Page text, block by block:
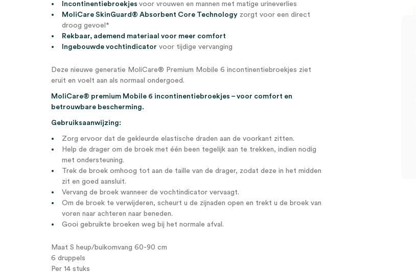
Incontinentiebroekjes voor vrouwen en mannen met matige urineverlies
MoliCare SkinGuard® Absorbent Core Technology zorgt voor een direct
droog gevoel*
Rekbaar, ademend materiaal voor meer comfort
Ingebouwde vochtindicator voor tijdige vervanging
Deze nieuwe generatie MoliCare® Premium Mobile 6 incontinentiebroekjes ziet
eruit en voelt aan als normaal ondergoed.
MoliCare® premium Mobile 6 incontinentiebroekjes – voor comfort en
betrouwbare bescherming.
Gebruiksaanwijzing:
Zorg ervoor dat de gekleurde elastische draden aan de voorkant zitten.
Help de drager om de broek met één been tegelijk aan te trekken, indien nodig
met ondersteuning.
Trek de broek omhoog tot aan de taille van de drager, zodat deze in het midden
zit en goed aansluit.
Vervang de broek wanneer de vochtindicator vervaagt.
Om de broek te verwijderen, scheurt u de zijnaden open en trekt u de broek van
voren naar achteren naar beneden.
Gooi gebruikte broeken weg bij het normale afval.
Maat S heup/buikomvang 60-90 cm
6 druppels
Per 14 stuks